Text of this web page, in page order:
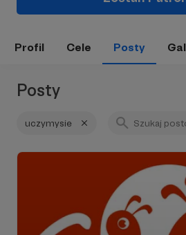
Profil Cele Posty
Posty
uczymysie